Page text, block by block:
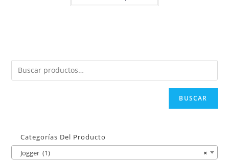
BUSCAR
Categorías Del Producto
×
Jogger (1)